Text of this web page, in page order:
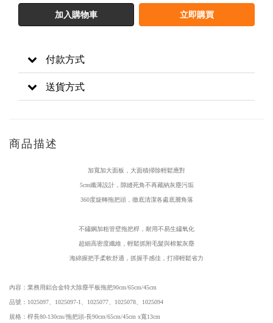
加入購物車 立即購買
付款方式
送貨方式
商品描述
加寬加大面板，大面積掃除輕鬆應對
5cm纖薄設計，隙縫死角不再藏納灰塵污垢
360度旋轉拖把頭，徹底清潔各處底層角落
不鏽鋼加粗管壁拖把桿，耐用不易生鏽氧化
超細高密度纖維，輕鬆抓附毛髮與棉絮灰塵
海綿握把手柔軟舒適，抓握手感佳，打掃輕鬆省力
內容： 業務用鋁合金特大除塵平板拖把90cm/65cm/45cm
品號： 1025097 1025097-1、 1025077、1025078、1025094
規格：桿長80-130cm/拖把頭-長90cm/65cm/45cm x寬13cm